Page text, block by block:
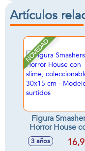
Artículos
NOVEDAD
Figura
Horror House
slime,
3 años